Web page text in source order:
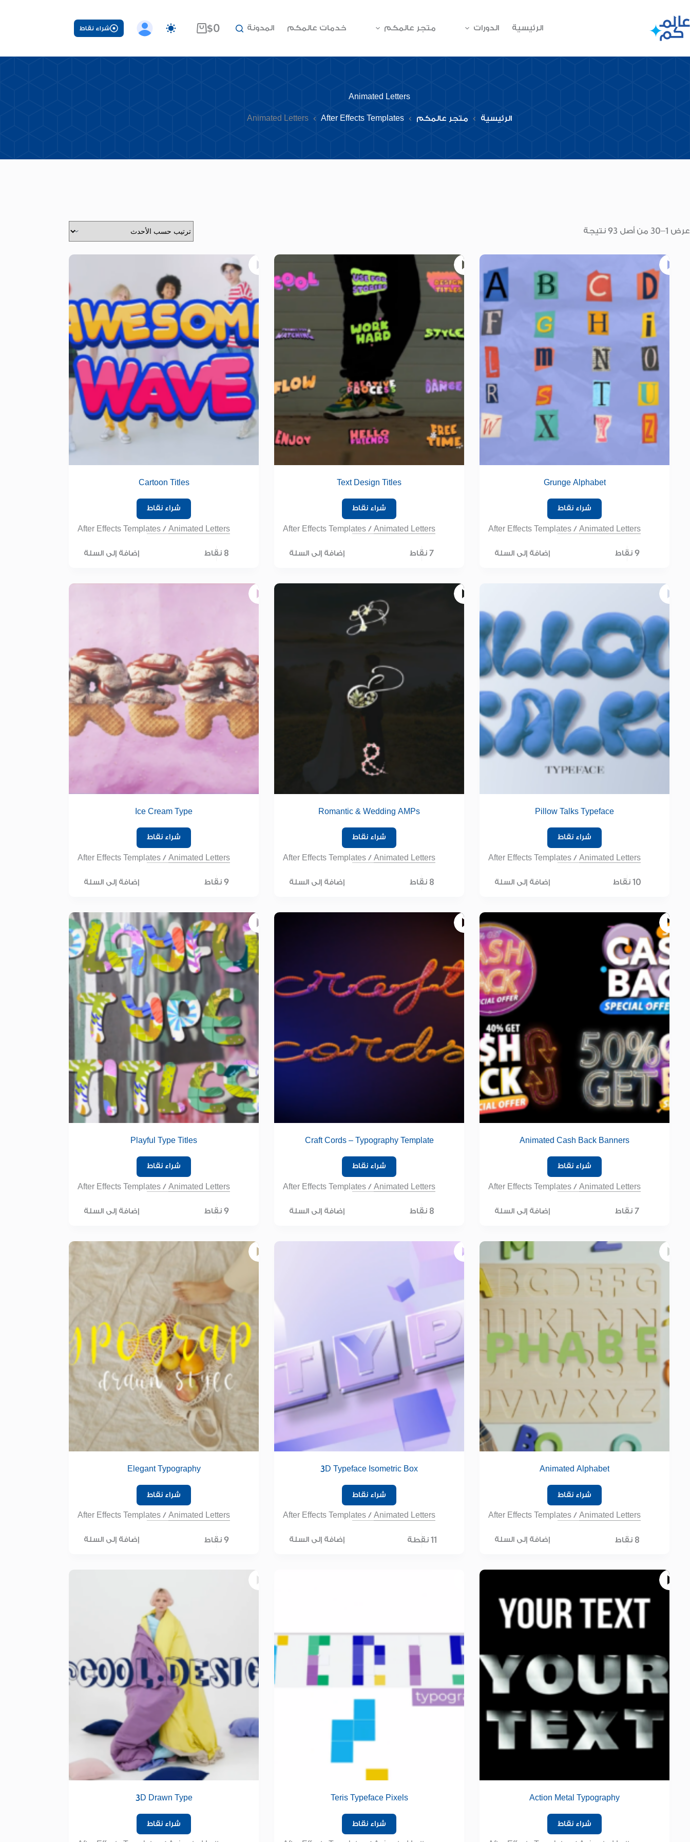
إلى
المحتوى
الرئيسية الدورات متجر عالمكم خدمات عالمكم المدونة
عربة
$0 شراء نقاط
Animated Letters
الرئيسية متجر عالمكم After Effects Templates
Animated Letters
عرض 1–30 من أصل 93 نتيجة
Grunge Alphabet
شراء نقاط
After Effects Templates/ Animated Letters
9 نقاط إضافة إلى السلة
Text Design Titles
شراء نقاط
After Effects Templates/ Animated Letters
7 نقاط إضافة إلى السلة
Cartoon Titles
شراء نقاط
After Effects Templates/ Animated Letters
8 نقاط إضافة إلى السلة
Pillow Talks Typeface
شراء نقاط
After Effects Templates/ Animated Letters
10 نقاط إضافة إلى السلة
Romantic & Wedding AMPs
شراء نقاط
After Effects Templates/ Animated Letters
8 نقاط إضافة إلى السلة
Ice Cream Type
شراء نقاط
After Effects Templates/ Animated Letters
9 نقاط إضافة إلى السلة
Animated Cash Back Banners
شراء نقاط
After Effects Templates/ Animated Letters
7 نقاط إضافة إلى السلة
Craft Cords – Typography Template
شراء نقاط
After Effects Templates/ Animated Letters
8 نقاط إضافة إلى السلة
Playful Type Titles
شراء نقاط
After Effects Templates/ Animated Letters
9 نقاط إضافة إلى السلة
Animated Alphabet
شراء نقاط
After Effects Templates/ Animated Letters
8 نقاط إضافة إلى السلة
3D Typeface Isometric Box
شراء نقاط
After Effects Templates/ Animated Letters
11 نقطة إضافة إلى السلة
Elegant Typography
شراء نقاط
After Effects Templates/ Animated Letters
9 نقاط إضافة إلى السلة
Action Metal Typography
شراء نقاط
Teris Typeface Pixels
شراء نقاط
3D Drawn Type
شراء نقاط